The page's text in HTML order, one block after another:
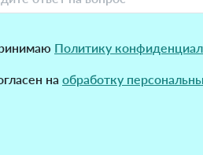
Политику
на обработку